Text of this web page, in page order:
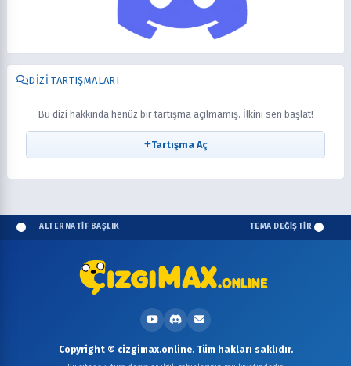
DIZI TARTIŞMALARI
Bu dizi hakkında henüz bir tartışma açılmamış. İlkini sen başlat!
Tartışma Aç
ALTERNATİF BAŞLIK TEMA DEĞİŞTİR
Copyright © cizgimax.online. Tüm hakları saklıdır.